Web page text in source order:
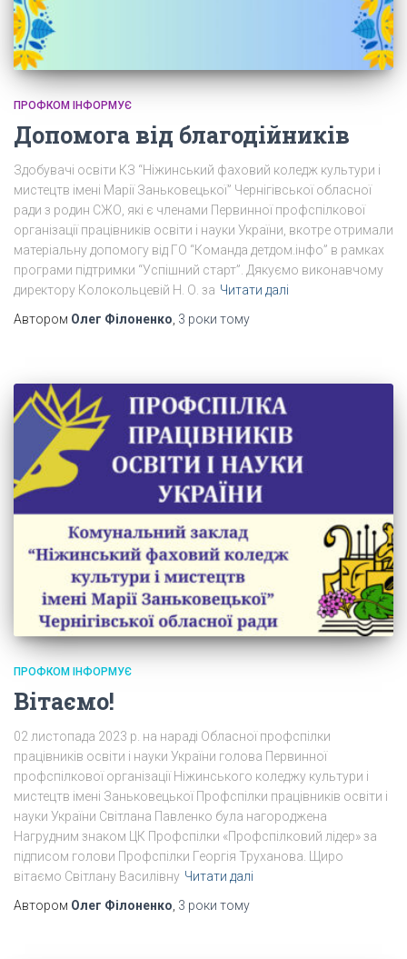
ПРОФКОМ ІНФОРМУЄ
Допомога від благодійників
Здобувачі освіти КЗ “Ніжинський фаховий коледж культури і
мистецтв імені Марії Заньковецької” Чернігівської обласної
ради з родин СЖО, які є членами Первинної профспілкової
організації працівників освіти і науки України, вкотре отримали
матеріальну допомогу від ГО “Команда детдом.інфо” в рамках
програми підтримки “Успішний старт”. Дякуємо виконавчому
директору Колокольцевій Н. О. за Читати далі
Автором Олег Філоненко 3 роки тому
ПРОФКОМ ІНФОРМУЄ
Вітаємо!
02 листопада 2023 р. на нараді Обласної профспілки
працівників освіти і науки України голова Первинної
профспілкової організації Ніжинського коледжу культури і
мистецтв імені Заньковецької Профспілки працівників освіти і
науки України Світлана Павленко була нагороджена
Нагрудним знаком ЦК Профспілки «Профспілковий лідер» за
підписом голови Профспілки Георгія Труханова. Щиро
вітаємо Світлану Василівну Читати далі
Автором Олег Філоненко, 3 роки тому